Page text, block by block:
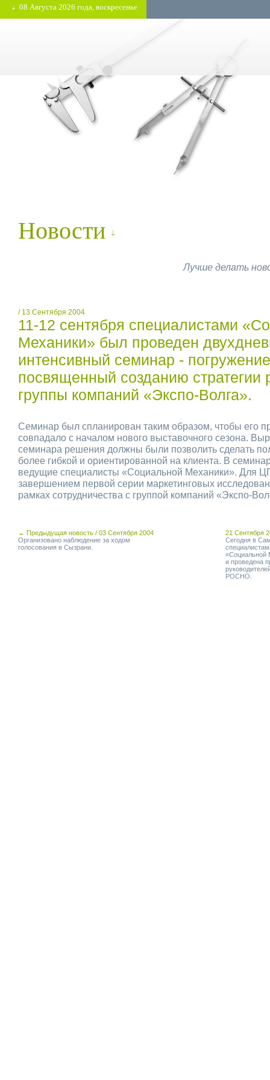
08 Августа 2026 года, воскресенье
Новости
Лучше делать
/ 13 Сентября 2004
11-12 сентября специалистами
Механики» был проведен
интенсивный семинар -
посвященный созданию стратегии
группы компаний «Экспо-Волга».
Семинар был спланирован таким образом, чтобы его
совпадало с началом нового выставочного сезона.
семинара решения должны были позволить сделать
более гибкой и ориентированной на клиента. В
ведущие специалисты «Социальной Механики». Для
завершением первой серии маркетинговых
рамках сотрудничества с группой компаний «Экспо-
← Предыдущая новость / 03 Сентября 2004
Организовано наблюдение за ходом
голосования в Сызрани.
21 Сентября
Сегодня в
«Социальной
и проведена
РОСНО.